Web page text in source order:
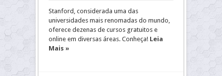
Stanford, considerada uma das
universidades mais renomadas do mundo,
oferece dezenas de cursos gratuitos e
online em diversas áreas. Conheça! Leia
Mais »